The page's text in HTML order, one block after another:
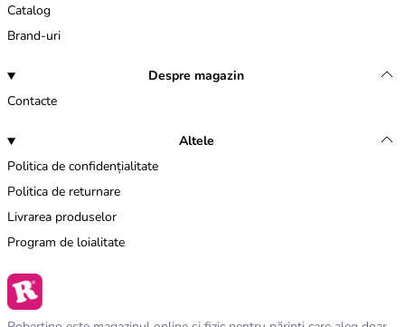
Catalog
Brand-uri
Despre magazin
Contacte
Altele
Politica de confidențialitate
Politica de returnare
Livrarea produselor
Program de loialitate